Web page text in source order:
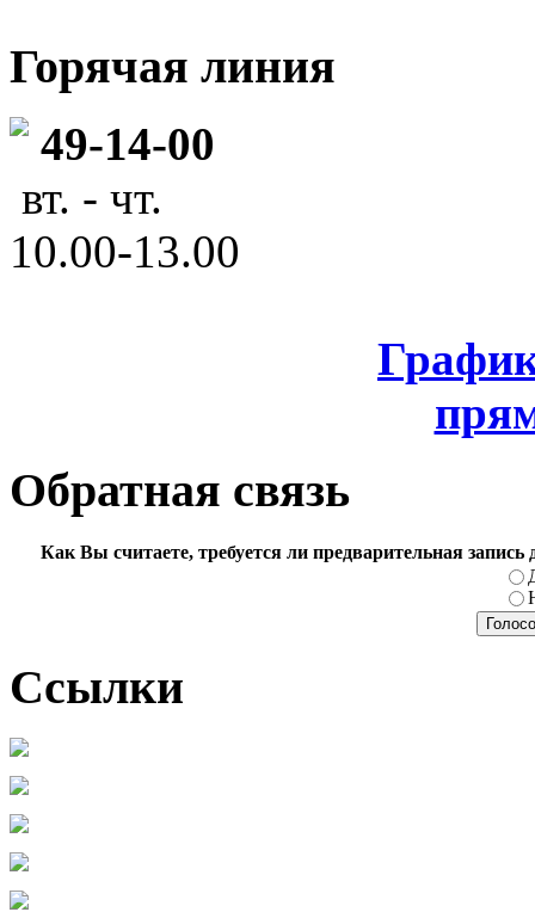
Горячая линия
49-14-00
вт. - чт.
10.00-13.00
Обратная связь
Как Вы считаете, требуется ли предварительная
Ссылки